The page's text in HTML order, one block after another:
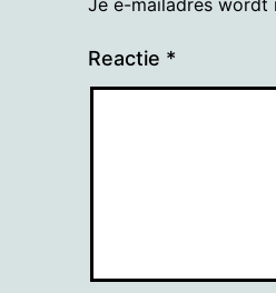
Je e-mailadres wordt
Reactie *